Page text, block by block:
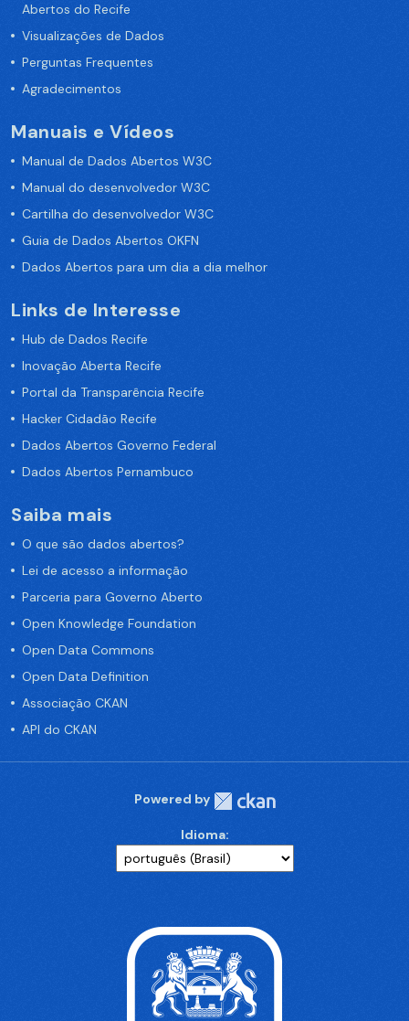
Abertos do Recife
Visualizações de Dados
Perguntas Frequentes
Agradecimentos
Manuais e Vídeos
Manual de Dados Abertos W3C
Manual do desenvolvedor W3C
Cartilha do desenvolvedor W3C
Guia de Dados Abertos OKFN
Dados Abertos para um dia a dia melhor
Links de Interesse
Hub de Dados Recife
Inovação Aberta Recife
Portal da Transparência Recife
Hacker Cidadão Recife
Dados Abertos Governo Federal
Dados Abertos Pernambuco
Saiba mais
O que são dados abertos?
Lei de acesso a informação
Parceria para Governo Aberto
Open Knowledge Foundation
Open Data Commons
Open Data Definition
Associação CKAN
API do CKAN
Powered by
Idioma